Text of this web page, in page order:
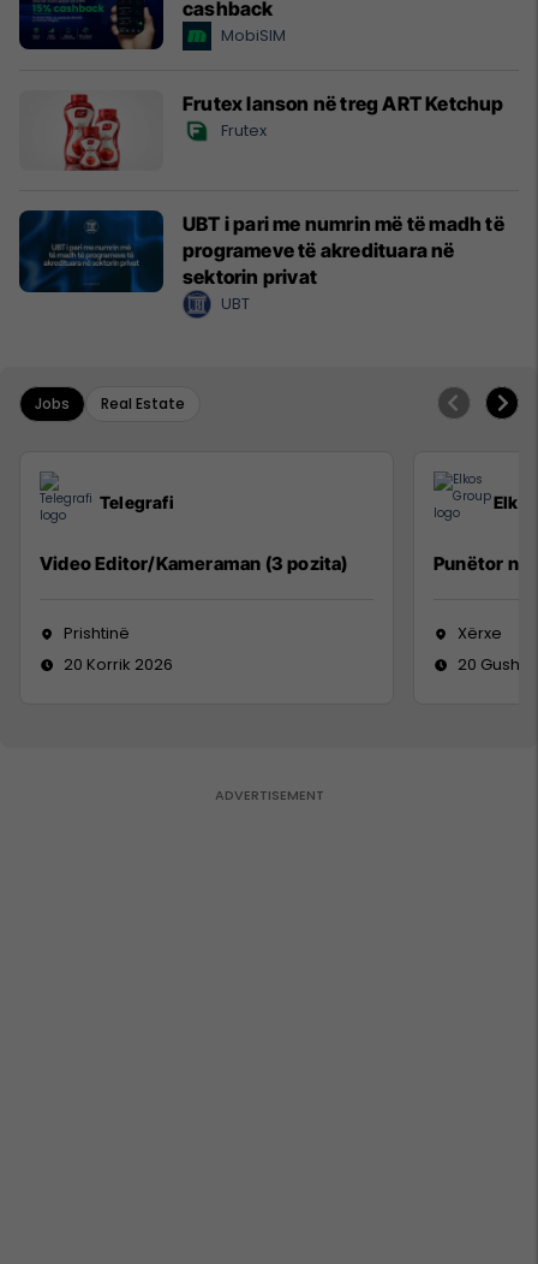
cashback
MobiSIM
Frutex lanson në treg ART Ketchup
Frutex
UBT i pari me numrin më të madh të
programeve të akredituara në
sektorin privat
UBT
Jobs Real Estate
Telegrafi
Video Editor/Kameraman (3 pozita)
Prishtinë
20 Korrik 2026
Punëtor në
Xërxe
20 Gusht